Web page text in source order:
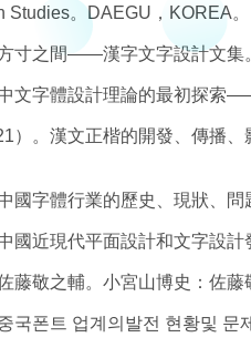
Studies。DAEGU，KOREA。
寸之間——漢字文字設計文集
文字體設計理論的最初探索
）。漢文正楷的開發、傳播
國字體行業的歷史、現狀、
國近現代平面設計和文字設
藤敬之輔。小宮山博史：佐
국폰트 업계의발전 현황및